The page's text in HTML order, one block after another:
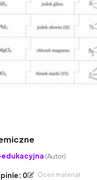
(Autor)
0 Oceń materiał